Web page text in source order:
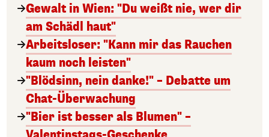
Gewalt in Wien: "Du weißt nie, wer dir
am Schädl haut"
Arbeitsloser: "Kann mir das Rauchen
kaum noch leisten"
"Blödsinn, nein danke!" – Debatte um
Chat-Überwachung
"Bier ist besser als Blumen" –